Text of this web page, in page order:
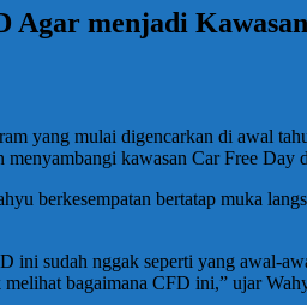
menjadi
yang mulai digencarkan di awal
kawasan Car Free
berkesempatan bertatap muka
ini sudah nggak seperti yang awal-
bagaimana CFD ini,” ujar